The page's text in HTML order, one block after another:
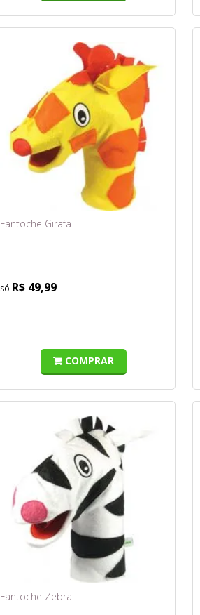
Fantoche Girafa
R$ 49,99
COMPRAR
Fantoche Zebra